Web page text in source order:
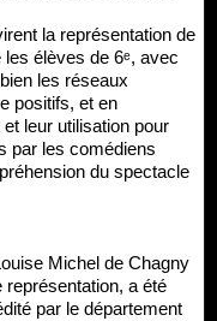
la représentation de
élèves de 6ᵉ, avec
les réseaux
positifs, et en
leur utilisation pour
par les comédiens
du spectacle
Michel de Chagny
représentation, a été
par le département